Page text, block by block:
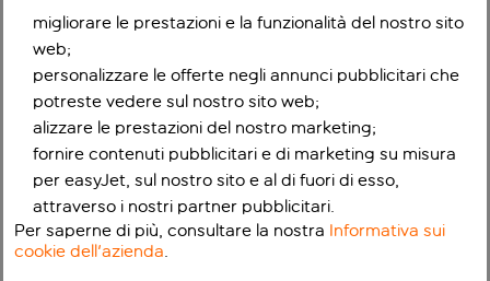
migliorare le prestazioni e la funzionalità del nostro sito
web;
personalizzare le offerte negli annunci pubblicitari che
potreste vedere sul nostro sito web;
alizzare le prestazioni del nostro marketing;
fornire contenuti pubblicitari e di marketing su misura
per easyJet, sul nostro sito e al di fuori di esso,
attraverso i nostri partner pubblicitari.
Per saperne di più, consultare la nostra Informativa sui
cookie dell'azienda.